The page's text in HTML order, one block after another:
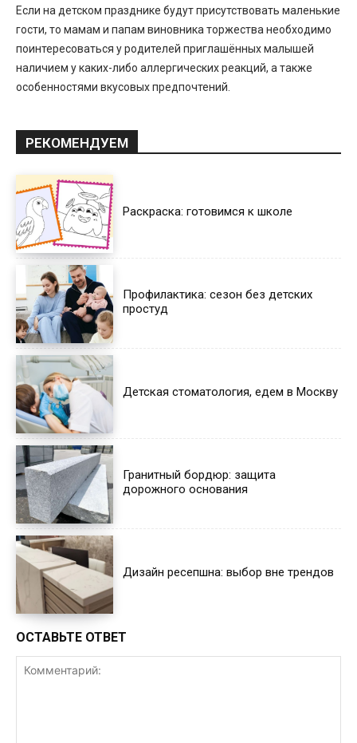
Если на детском празднике будут присутствовать маленькие
гости, то мамам и папам виновника торжества необходимо
поинтересоваться у родителей приглашённых малышей
наличием у каких-либо аллергических реакций, а также
особенностями вкусовых предпочтений.
РЕКОМЕНДУЕМ
Раскраска: готовимся к школе
Профилактика: сезон без детских
простуд
Детская стоматология, едем в Москву
Гранитный бордюр: защита
дорожного основания
Дизайн ресепшна: выбор вне трендов
ОСТАВЬТЕ ОТВЕТ